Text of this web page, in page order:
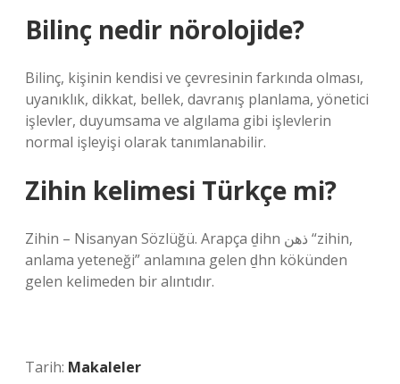
Bilinç nedir nörolojide?
Bilinç, kişinin kendisi ve çevresinin farkında olması,
uyanıklık, dikkat, bellek, davranış planlama, yönetici
işlevler, duyumsama ve algılama gibi işlevlerin
normal işleyişi olarak tanımlanabilir.
Zihin kelimesi Türkçe mi?
Zihin – Nisanyan Sözlüğü. Arapça ḏihn ذهن “zihin,
anlama yeteneği” anlamına gelen ḏhn kökünden
gelen kelimeden bir alıntıdır.
Tarih: Makaleler